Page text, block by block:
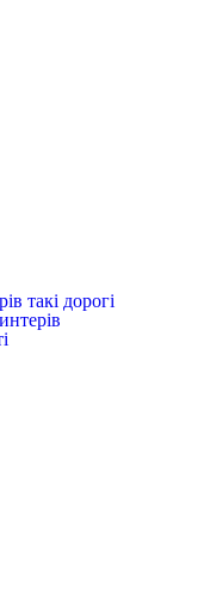
такі дорогі